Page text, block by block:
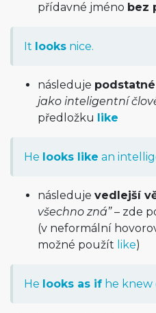
přídavné jméno bez
It looks nice.
následuje
jako inteligentní
předložku like
He looks like an
následuje vedlejší
všechno zná”– zde
(v neformální
možné použít like)
He looks as if he knew